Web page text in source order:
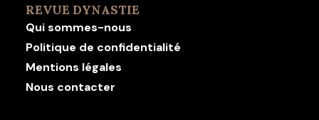
REVUE DYNASTIE
Qui sommes-nous
Politique de confidentialité
Mentions légales
Nous contacter